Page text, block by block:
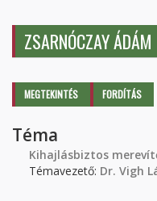
ZSARNÓCZAY ÁDÁM
Elsődleges fülek
MEGTEKINTÉS (AKTÍVFORDÍTÁS
Téma
Kihajlásbiztos
Témavezető: Dr. Vigh